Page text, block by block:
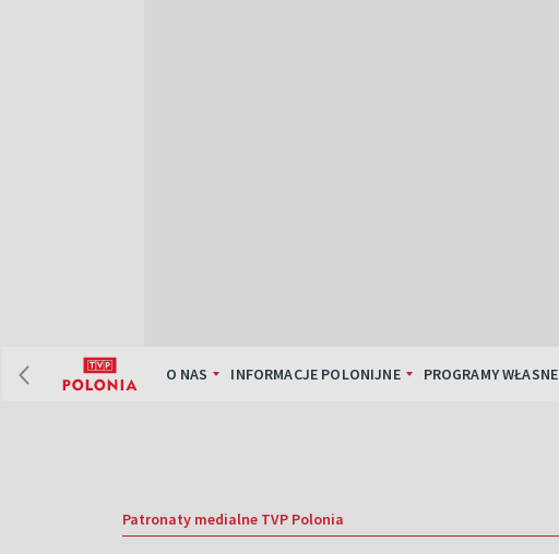
O NAS INFORMACJE POLONIJNE PROGRAMY WŁASNE
Patronaty medialne TVP Polonia